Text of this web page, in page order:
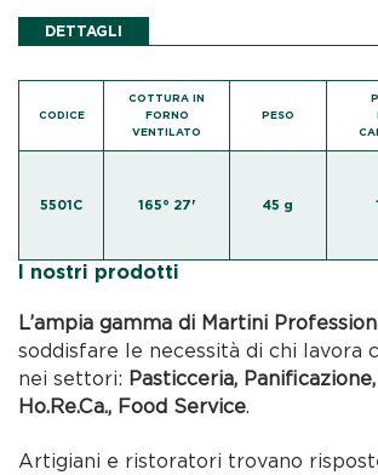
DETTAGLI
CODICE
COTTURA IN
FORNO
VENTILATO
5501C 165° 27'
PESO
45 g
I nostri prodotti
L’ampia gamma di Martini
soddisfare le necessità di chi lavora
nei settori: Pasticceria,
Ho.Re.Ca., Food Service.
Artigiani e ristoratori trovano